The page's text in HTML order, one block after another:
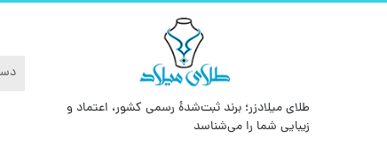
طلای میلادزر؛ برند ثبت‌شدهٔ رسمی کشور، اعتماد و
زیبایی شما را می‌شناسد